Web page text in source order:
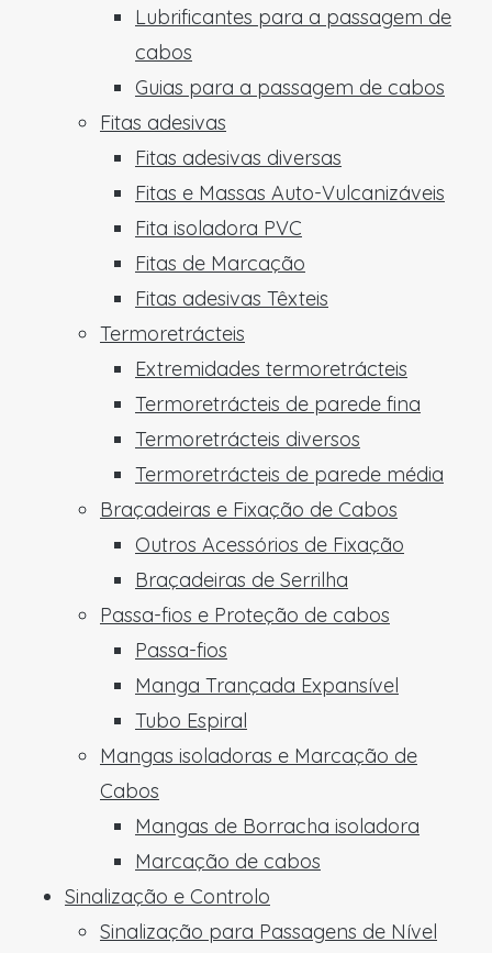
Lubrificantes para a passagem de
cabos
Guias para a passagem de cabos
Fitas adesivas
Fitas adesivas diversas
Fitas e Massas Auto-Vulcanizáveis
Fita isoladora PVC
Fitas de Marcação
Fitas adesivas Têxteis
Termoretrácteis
Extremidades termoretrácteis
Termoretrácteis de parede fina
Termoretrácteis diversos
Termoretrácteis de parede média
Braçadeiras e Fixação de Cabos
Outros Acessórios de Fixação
Braçadeiras de Serrilha
Passa-fios e Proteção de cabos
Passa-fios
Manga Trançada Expansível
Tubo Espiral
Mangas isoladoras e Marcação de
Cabos
Mangas de Borracha isoladora
Marcação de cabos
Sinalização e Controlo
Sinalização para Passagens de Nível